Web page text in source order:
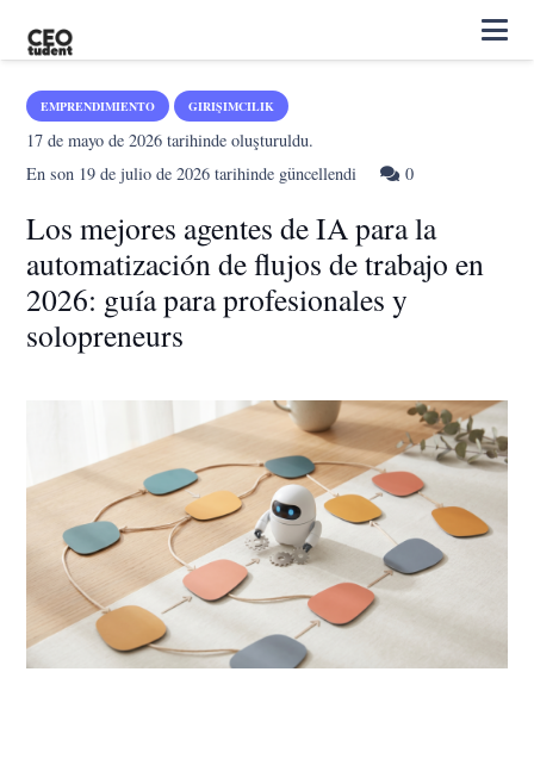
EMPRENDIMIENTO GIRIŞIMCILIK
17 de mayo de 2026 tarihinde oluşturuldu.
En son 19 de julio de 2026 tarihinde güncellendi 0
Los mejores agentes de IA para la
automatización de flujos de trabajo en
2026: guía para profesionales y
solopreneurs